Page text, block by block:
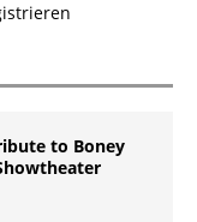
to Boney